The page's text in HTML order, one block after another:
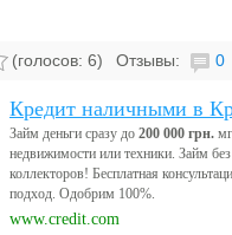
(голосов: 6) Отзывы: 0
Кредит наличными в
Займ деньги сразу до 200 000 грн.
недвижимости или техники. Займ
коллекторов! Бесплатная
подход. Одобрим 100%.
www.credit.com